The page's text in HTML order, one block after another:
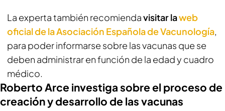
La experta también recomiendavisitar laweb
oficial de la Asociación Española de Vacunología,
para poder informarse sobre las vacunas que se
deben administrar en función de la edad y cuadro
médico.
Roberto Arce investiga sobre el proceso de
creación y desarrollo de las vacunas